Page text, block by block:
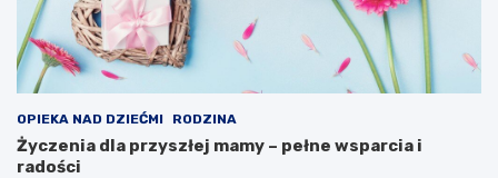
OPIEKA NAD DZIEĆMI RODZINA
Życzenia dla przyszłej mamy – pełne wsparcia i
radości